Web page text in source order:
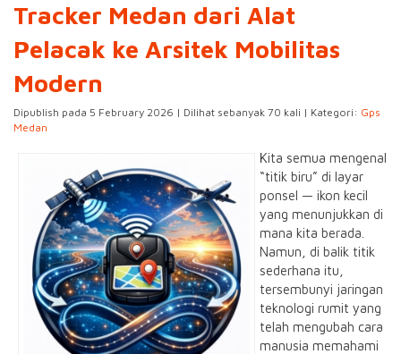
Tracker Medan dari Alat
Pelacak ke Arsitek Mobilitas
Modern
Dipublish pada 5 February 2026 | Dilihat sebanyak 70 kali | Kategori: Gps
Medan
Kita semua mengenal
“titik biru” di layar
ponsel — ikon kecil
yang menunjukkan di
mana kita berada.
Namun, di balik titik
sederhana itu,
tersembunyi jaringan
teknologi rumit yang
telah mengubah cara
manusia memahami